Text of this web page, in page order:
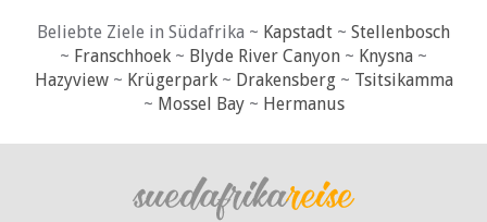
Beliebte Ziele in Südafrika ~ Kapstadt ~ Stellenbosch
~ Franschhoek ~ Blyde River Canyon ~ Knysna ~
Hazyview~ Krügerpark~ Drakensberg~ Tsitsikamma
~ Mossel Bay~ Hermanus